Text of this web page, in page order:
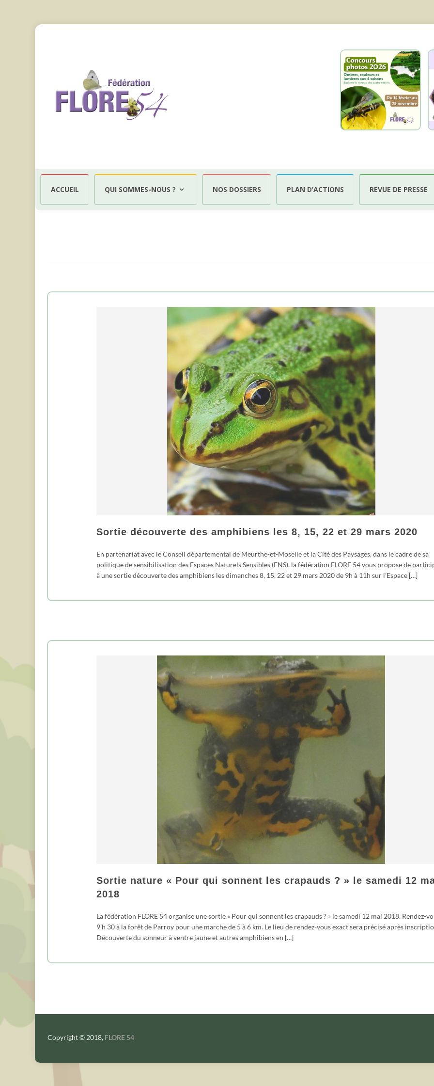
Aller
ACCUEIL QUI SOMMES-NOUS ? NOS DOSSIERS PLAN D’ACTIONS REVUE DE PRESSE
Sortie découverte des amphibiens les 8, 15, 22 et 29 mars 2020
En partenariat avec le Conseil départemental de Meurthe-et-Moselle et la Cité des Paysages, dans le cadre de sa
politique de sensibilisation des Espaces Naturels Sensibles (ENS), la fédération FLORE 54 vous propose de
à une sortie découverte des amphibiens les dimanches 8, 15, 22 et 29 mars 2020 de 9h à 11h sur l’Espace […]
Sortie nature « Pour qui sonnent les crapauds ? » le samedi 12
2018
La fédération FLORE 54 organise une sortie « Pour qui sonnent les crapauds ? » le samedi 12 mai 2018. Rendez-
9 h 30 à la forêt de Parroy pour une marche de 5 à 6 km. Le lieu de rendez-vous exact sera précisé après
Découverte du sonneur à ventre jaune et autres amphibiens en […]
Copyright © 2018, FLORE 54